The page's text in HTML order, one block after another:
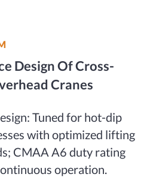
Design Of Cross-
Cranes
Tuned for hot-dip
with optimized lifting
CMAA A6 duty rating
operation.